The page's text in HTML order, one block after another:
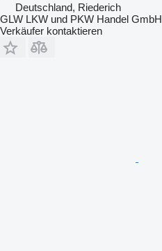
Deutschland, Riederich
GLW LKW und PKW Handel GmbH
Verkäufer kontaktieren